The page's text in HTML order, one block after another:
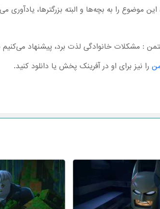
موضوع را به بچه‌ها و البته بزرگترها، یادآوری
: مشکلات خانوادگی لذت برد، پیشنهاد می‌کنیم
را نیز برای او در آفرینک پخش یا دانلود کنید.